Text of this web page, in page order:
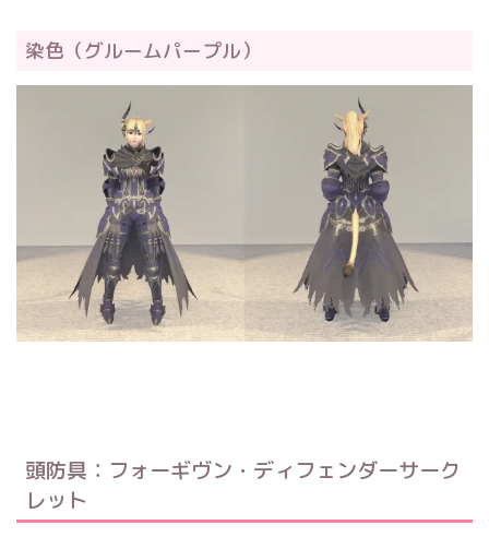
染色（グルームパープル）
頭防具：フォーギヴン・ディフェンダーサーク
レット